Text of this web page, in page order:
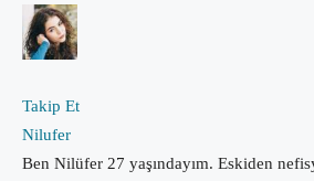
Takip Et
Nilufer
Ben Nilüfer 27 yaşındayım. Eskiden